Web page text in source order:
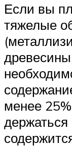
Если вы
тяжелые
менее
держаться